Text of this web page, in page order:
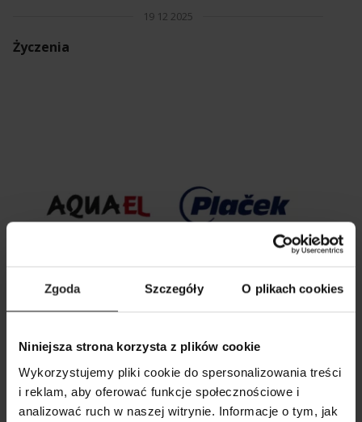
Zgoda Szczegóły O plikach cookies
Niniejsza strona korzysta z plików cookie
Wykorzystujemy pliki cookie do spersonalizowania treści
i reklam, aby oferować funkcje społecznościowe i
analizować ruch w naszej witrynie. Informacje o tym, jak
19 12 2025
Życzenia
Aquael i Grupa Plaček zawarły umowę o
strategicznej współpracy